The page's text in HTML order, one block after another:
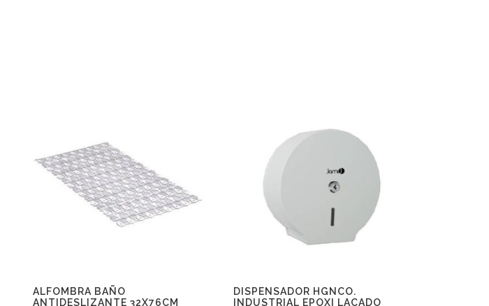
ALFOMBRA BAÑO
ANTIDESLIZANTE 32X76CM
DISPENSADOR HGNCO.
INDUSTRIAL EPOXI LACADO